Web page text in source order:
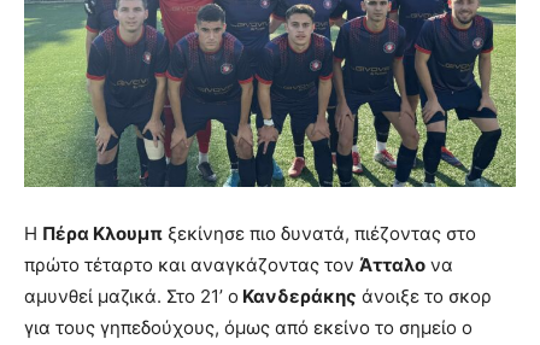
Η Πέρα Κλουμπ ξεκίνησε πιο δυνατά, πιέζοντας στο
πρώτο τέταρτο και αναγκάζοντας τον Άτταλο να
αμυνθεί μαζικά. Στο 21’ ο Κανδεράκης άνοιξε το σκορ
για τους γηπεδούχους, όμως από εκείνο το σημείο ο